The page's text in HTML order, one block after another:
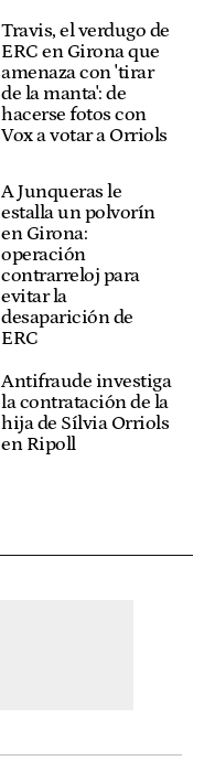
Travis, el verdugo de
ERC en Girona que
amenaza con 'tirar
de la manta': de
hacerse fotos con
Vox a votar a Orriols
A Junqueras le
estalla un polvorín
en Girona:
operación
contrarreloj para
evitar la
desaparición de
ERC
Antifraude investiga
la contratación de la
hija de Sílvia Orriols
en Ripoll